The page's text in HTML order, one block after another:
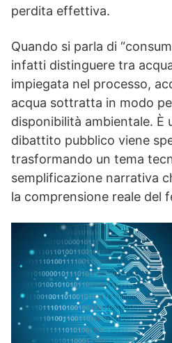
perdita effettiva.
Quando si parla di
infatti distinguere tra
impiegata nel processo,
acqua sottratta in modo
disponibilità ambientale. È
dibattito pubblico viene
trasformando un tema
semplificazione narrativa
la comprensione reale del